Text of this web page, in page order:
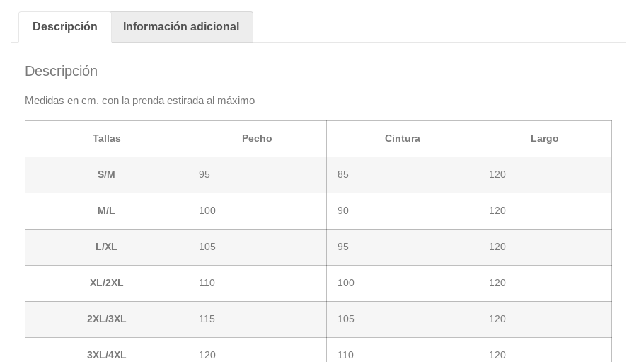
Descripción Información adicional
Descripción
Medidas en cm. con la prenda estirada al máximo
Tallas Pecho Cintura Largo
S/M 95 85 120
M/L 100 90 120
L/XL 105 95 120
XL/2XL 110 100 120
2XL/3XL 115 105 120
3XL/4XL 120 110 120